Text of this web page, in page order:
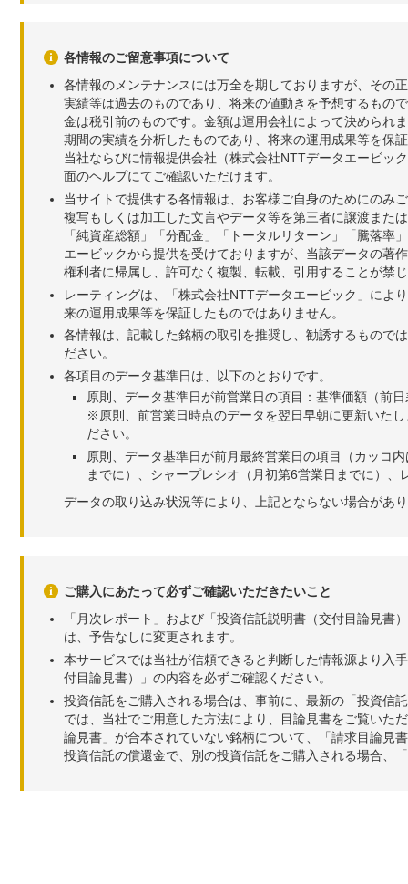
各情報のご留意事項について
各情報のメンテナンスには万全を期しておりますが、その
実績等は過去のものであり、将来の値動きを予想するもの
金は税引前のものです。金額は運用会社によって決められ
期間の実績を分析したものであり、将来の運用成果等を保
当社ならびに情報提供会社（株式会社NTTデータエービッ
面のヘルプにてご確認いただけます。
当サイトで提供する各情報は、お客様ご自身のためにのみ
複写もしくは加工した文言やデータ等を第三者に譲渡また
「純資産総額」「分配金」「トータルリターン」「騰落
エービックから提供を受けておりますが、当該データの著
権利者に帰属し、許可なく複製、転載、引用することが禁
レーティングは、「株式会社NTTデータエービック」によ
来の運用成果等を保証したものではありません。
各情報は、記載した銘柄の取引を推奨し、勧誘するもので
ださい。
各項目のデータ基準日は、以下のとおりです。
原則、データ基準日が前営業日の項目：基準価額（前
※原則、前営業日時点のデータを翌日早朝に更新いた
ださい。
原則、データ基準日が前月最終営業日の項目（カッコ
までに）、シャープレシオ（月初第6営業日までに）
データの取り込み状況等により、上記とならない場合があ
ご購入にあたって必ずご確認いただきたいこと
「月次レポート」および「投資信託説明書（交付目論見
は、予告なしに変更されます。
本サービスでは当社が信頼できると判断した情報源より入
付目論見書）」の内容を必ずご確認ください。
投資信託をご購入される場合は、事前に、最新の「投資信
では、当社でご用意した方法により、目論見書をご覧いた
論見書」が合本されていない銘柄について、「請求目論見
投資信託の償還金で、別の投資信託をご購入される場合、